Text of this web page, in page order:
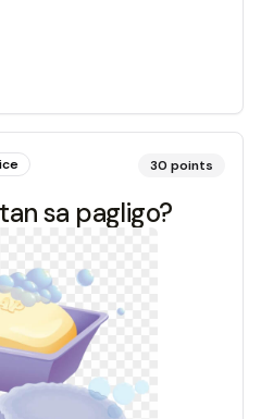
30 points
sa pagligo?